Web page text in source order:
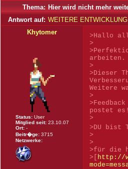
Thema: Hier wird nicht mehr
Antwort auf: WEITERE
Khytomer
Status: User
Mitglied seit: 23.10.07
Ort: -
Beitr�ge: 3715
Netzwerke:
>Hallo
>
arbeiten.
>
>Dieser
Weitere
>
postet es!
>
>DU bist
>
>
>für die
>[ http://